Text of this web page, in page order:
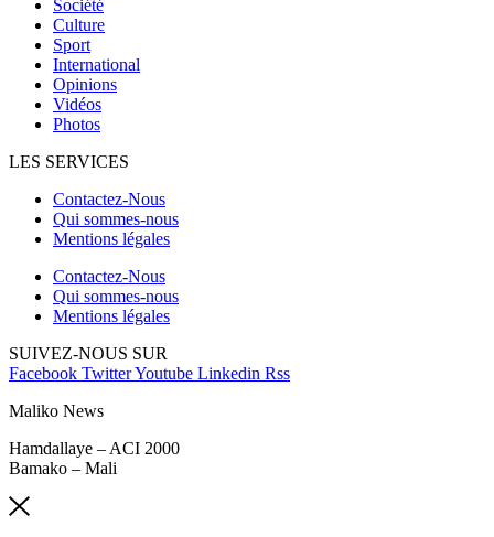
Société
Culture
Sport
International
Opinions
Vidéos
Photos
LES SERVICES
Contactez-Nous
Qui sommes-nous
Mentions légales
Contactez-Nous
Qui sommes-nous
Mentions légales
SUIVEZ-NOUS SUR
Facebook TwitterYoutube Linkedin Rss
Maliko News
Hamdallaye – ACI 2000
Bamako – Mali